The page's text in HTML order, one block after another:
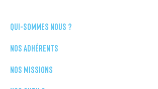
QUI-SOMMES NOUS ?
NOS ADHÉRENTS
NOS MISSIONS